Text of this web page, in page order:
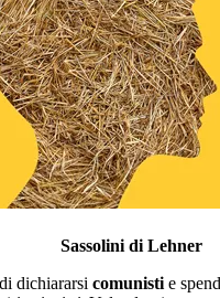
Sassolini di Lehner
dichiararsi comunisti e